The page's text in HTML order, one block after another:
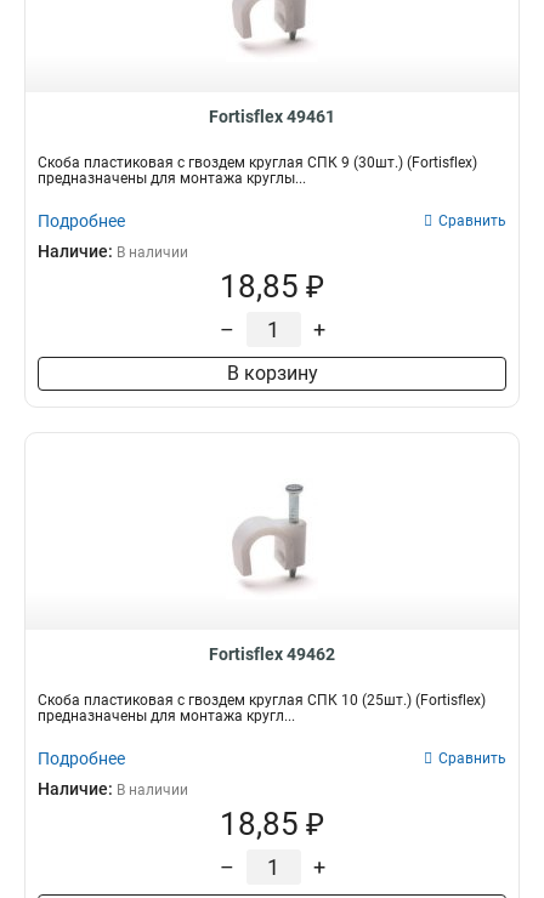
Fortisflex 49461
Скоба пластиковая с гвоздем круглая СПК 9 (30шт.) (Fortisflex)
предназначены для монтажа круглы...
Подробнее Сравнить
Наличие: В наличии
18,85 ₽
– +
В корзину
Fortisflex 49462
Скоба пластиковая с гвоздем круглая СПК 10 (25шт.) (Fortisflex)
предназначены для монтажа кругл...
Подробнее Сравнить
Наличие: В наличии
18,85 ₽
– +